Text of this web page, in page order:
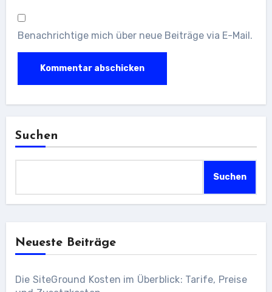
Benachrichtige mich über neue Beiträge via E-Mail.
Suchen
Suchen
Neueste Beiträge
Die SiteGround Kosten im Überblick: Tarife, Preise